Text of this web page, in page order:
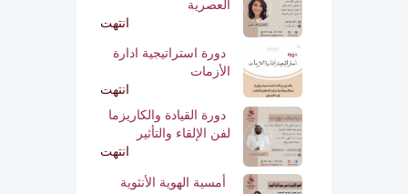
العصرية
انتهت
دورة استراتيجية ادارة
الأزمات
انتهت
دورة القيادة والكاريزما
لفن الإلقاء والتأثير
انتهت
أمسية الهوية الأنثوية